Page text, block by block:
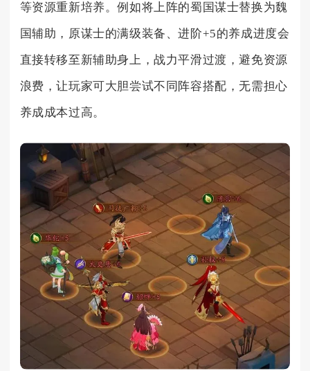
等资源重新培养。例如将上阵的蜀国谋士替换为魏
国辅助，原谋士的满级装备、进阶+5的养成进度会
直接转移至新辅助身上，战力平滑过渡，避免资源
浪费，让玩家可大胆尝试不同阵容搭配，无需担心
养成成本过高。